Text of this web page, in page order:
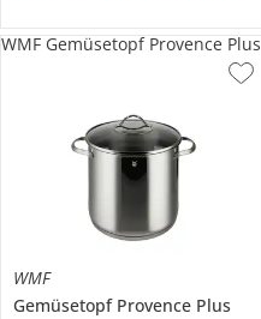
WMF
Gemüsetopf Provence Plus
WMF Gemüsetopf Provence Plus